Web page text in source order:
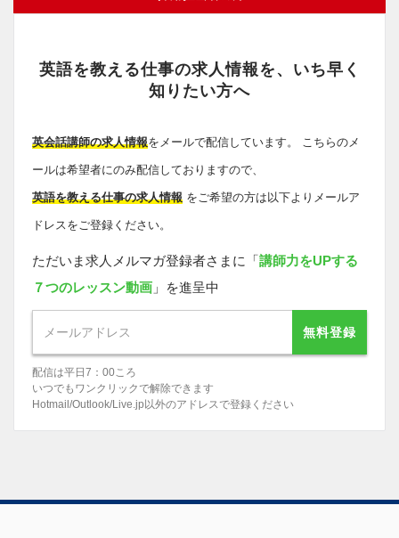
英語を教える仕事の求人情報を、いち早く
知りたい方へ
英会話講師の求人情報をメールで配信しています。 こちらのメ
ールは希望者にのみ配信しておりますので、
英語を教える仕事の求人情報 をご希望の方は以下よりメールア
ドレスをご登録ください。
ただいま求人メルマガ登録者さまに「講師力をUPする
７つのレッスン動画 」を進呈中
無料登録
配信は平日7：00ころ
いつでもワンクリックで解除できます
Hotmail/Outlook/Live.jp以外のアドレスで登録ください